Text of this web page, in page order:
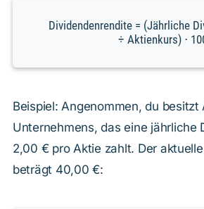
Dividendenrendite = (Jährliche
÷ Aktienkurs) ⋅
Beispiel: Angenommen, du besitzt
Unternehmens, das eine jährliche
2,00 € pro Aktie zahlt. Der
beträgt 40,00 €: